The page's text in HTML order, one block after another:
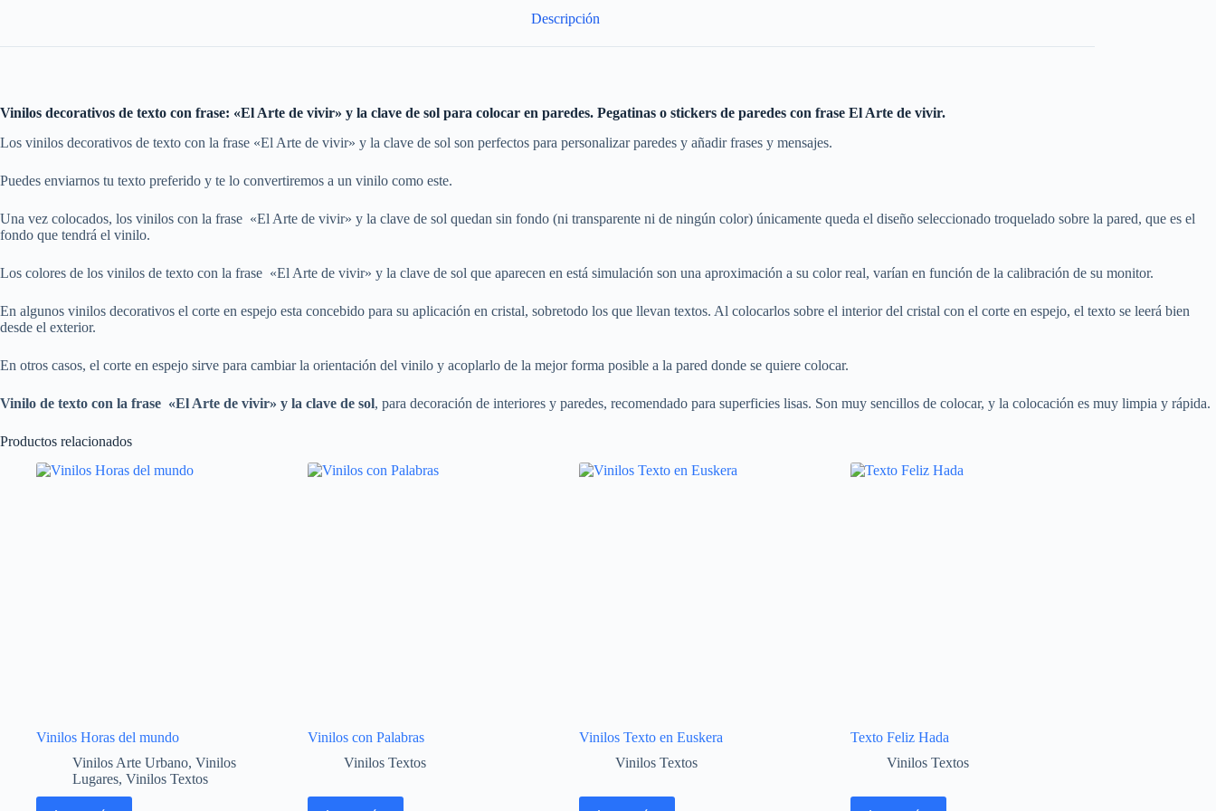
Descripción
Vinilos decorativos de texto con frase: «El Arte de vivir» y la clave de sol para colocar en paredes. Pegatinas o stickers de paredes con frase El Arte de vivir.
Los vinilos decorativos de texto con la frase «El Arte de vivir» y la clave de sol son perfectos para personalizar paredes y añadir frases y mensajes.
Puedes enviarnos tu texto preferido y te lo convertiremos a un vinilo como este.
Una vez colocados, los vinilos con la frase «El Arte de vivir» y la clave de sol quedan sin fondo (ni transparente ni de ningún color) únicamente queda el diseño seleccionado troquelado sobre la pared, que es el
fondo que tendrá el vinilo.
Los colores de los vinilos de texto con la frase «El Arte de vivir» y la clave de sol que aparecen en está simulación son una aproximación a su color real, varían en función de la calibración de su monitor.
En algunos vinilos decorativos el corte en espejo esta concebido para su aplicación en cristal, sobretodo los que llevan textos. Al colocarlos sobre el interior del cristal con el corte en espejo, el texto se leerá bien
desde el exterior.
En otros casos, el corte en espejo sirve para cambiar la orientación del vinilo y acoplarlo de la mejor forma posible a la pared donde se quiere colocar.
Vinilo de texto con la frase «El Arte de vivir» y la clave de sol, para decoración de interiores y paredes, recomendado para superficies lisas. Son muy sencillos de colocar, y la colocación es muy limpia y rápida.
Productos relacionados
Vinilos Horas del mundo
Vinilos Arte Urbano, Vinilos
Lugares, Vinilos Textos
Vinilos con Palabras
Vinilos Textos
Vinilos Texto en Euskera
Vinilos Textos
Texto Feliz Hada
Vinilos Textos